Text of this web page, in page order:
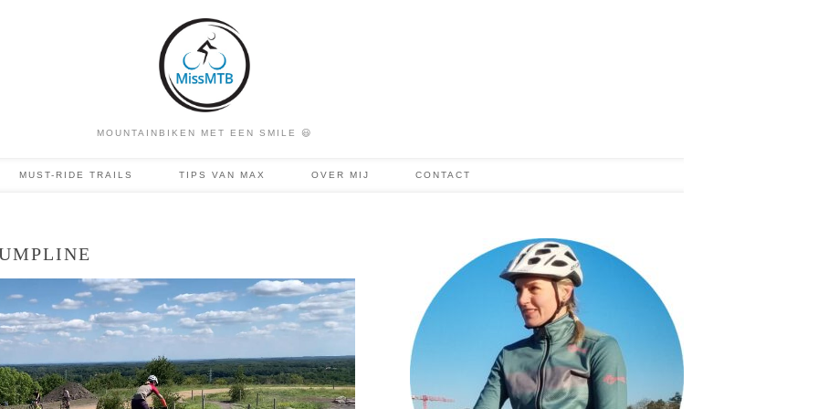
MOUNTAINBIKEN MET EEN SMILE 😃
MUST-RIDE TRAILS TIPS VAN MAX OVER MIJ CONTACT